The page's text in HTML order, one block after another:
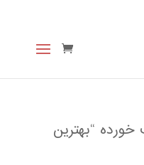
“بهترین